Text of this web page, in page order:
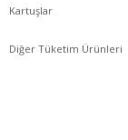
Kartuşlar
Diğer Tüketim Ürünleri